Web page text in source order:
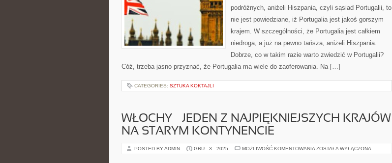
podróżnych, aniżeli Hiszpania, czyli sąsiad Portugalii, to
nie jest powiedziane, iż Portugalia jest jakoś gorszym
krajem. W szczególności, że Portugalia jest całkiem
niedroga, a już na pewno tańsza, aniżeli Hiszpania.
Dobrze, co w takim razie warto zwiedzić w Portugalii?
Cóż, trzeba jasno przyznać, że Portugalia ma wiele do zaoferowania. Na […]
CATEGORIES: SZTUKA KOKTAJLI
WŁOCHY – JEDEN Z NAJPIĘKNIEJSZYCH KRAJÓW
NA STARYM KONTYNENCIE
POSTED BY ADMIN GRU - 3 - 2025 MOŻLIWOŚĆ KOMENTOWANIA WŁOCHY
ZOSTAŁA WYŁĄCZONA